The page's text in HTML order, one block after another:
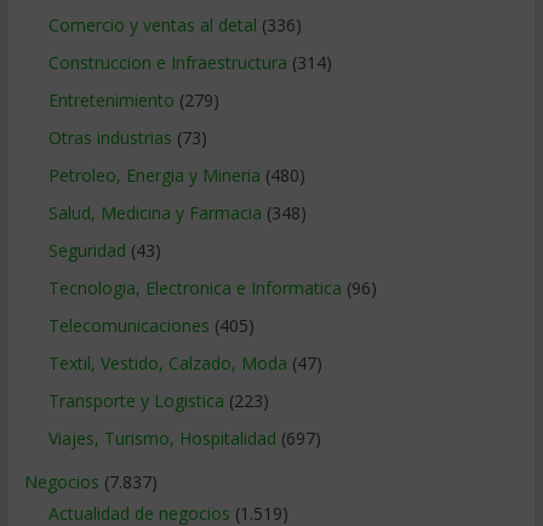
Comercio y ventas al detal (336)
Construccion e Infraestructura (314)
Entretenimiento (279)
Otras industrias (73)
Petroleo, Energia y Mineria (480)
Salud, Medicina y Farmacia (348)
Seguridad (43)
Tecnologia, Electronica e Informatica (96)
Telecomunicaciones (405)
Textil, Vestido, Calzado, Moda (47)
Transporte y Logistica (223)
Viajes, Turismo, Hospitalidad (697)
Negocios (7.837)
Actualidad de negocios (1.519)